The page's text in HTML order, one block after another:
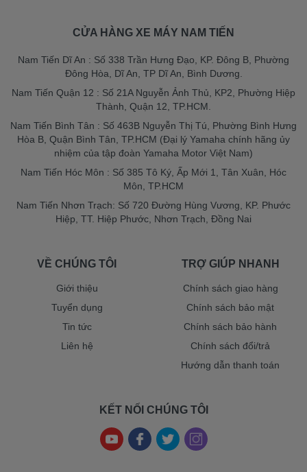
CỬA HÀNG XE MÁY NAM TIẾN
Nam Tiến Dĩ An : Số 338 Trần Hưng Đạo, KP. Đông B, Phường
Đông Hòa, Dĩ An, TP Dĩ An, Bình Dương.
Nam Tiến Quận 12 : Số 21A Nguyễn Ảnh Thủ, KP2, Phường Hiệp
Thành, Quận 12, TP.HCM.
Nam Tiến Bình Tân : Số 463B Nguyễn Thị Tú, Phường Bình Hưng
Hòa B, Quận Bình Tân, TP.HCM (Đại lý Yamaha chính hãng ủy
nhiệm của tập đoàn Yamaha Motor Việt Nam)
Nam Tiến Hóc Môn : Số 385 Tô Ký, Ấp Mới 1, Tân Xuân, Hóc
Môn, TP.HCM
Nam Tiến Nhơn Trạch: Số 720 Đường Hùng Vương, KP. Phước
Hiệp, TT. Hiệp Phước, Nhơn Trạch, Đồng Nai
VỀ CHÚNG TÔI
Giới thiệu
Tuyển dụng
Tin tức
Liên hệ
TRỢ GIÚP NHANH
Chính sách giao hàng
Chính sách bảo mật
Chính sách bảo hành
Chính sách đổi/trả
Hướng dẫn thanh toán
KẾT NỐI CHÚNG TÔI